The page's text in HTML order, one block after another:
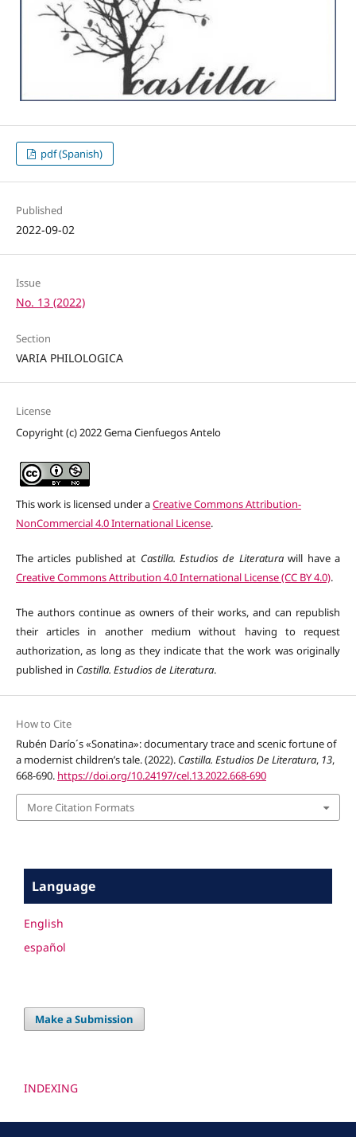
pdf (Spanish)
Published
2022-09-02
Issue
No. 13 (2022)
Section
VARIA PHILOLOGICA
License
Copyright (c) 2022 Gema Cienfuegos Antelo
This work is licensed under aCreative Commons Attribution-
NonCommercial 4.0 International License.
The articles published at Castilla. Estudios de Literaturawill have a
Creative Commons Attribution 4.0 International License (CC BY 4.0).
The authors continue as owners of their works, and can republish
their articles in another medium without having to request
authorization, as long as they indicate that the work was originally
published in Castilla. Estudios de Literatura.
How to Cite
Rubén Darío´s «Sonatina»: documentary trace and scenic fortune of
a modernist children’s tale. (2022). Castilla. Estudios De Literatura, 13,
668-690. https://doi.org/10.24197/cel.13.2022.668-690
More Citation Formats
Language
English
español
Make a Submission
INDEXING